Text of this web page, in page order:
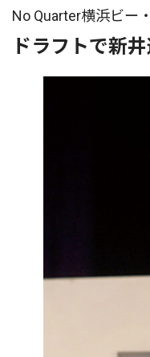
No Quarter横浜ビー
ドラフトで新